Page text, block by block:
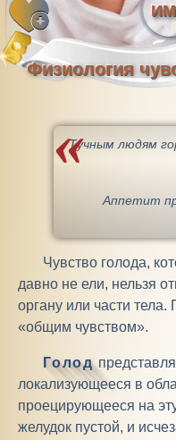
Физиология
Тучным людям
Аппетит
Чувство голода,
давно не ели, нельзя
органу или части
«общим чувством».
Голод
локализующееся в
проецирующееся на эту
желудок пустой, и